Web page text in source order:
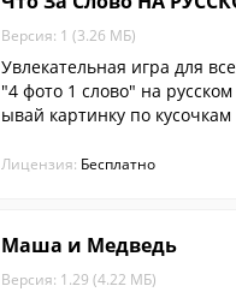
Версия: 1 (3.26 МБ)
Увлекательная игра для
"4 фото 1 слово" на
ывай картинку по
Лицензия: Бесплатно
Маша и Медведь
Версия: 1.29 (4.22 МБ)